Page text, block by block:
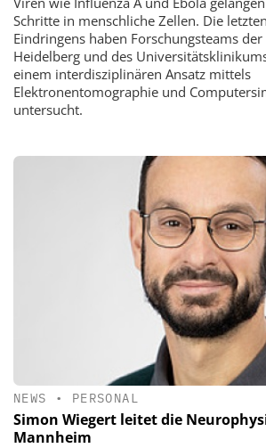
Schritte in menschliche Zellen. Die
Eindringens haben Forschungsteams
Heidelberg und des
einem interdisziplinären Ansatz mittels
Elektronentomographie und
untersucht.
NEWS • PERSONAL
Simon Wiegert leitet die
Mannheim